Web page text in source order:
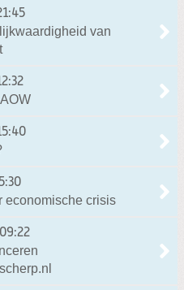
van
economische crisis